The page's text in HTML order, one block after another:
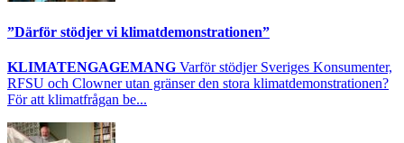
”Därför stödjer vi klimatdemonstrationen”
KLIMATENGAGEMANG Varför stödjer Sveriges Konsumenter,
RFSU och Clowner utan gränser den stora klimatdemonstrationen?
För att klimatfrågan be...